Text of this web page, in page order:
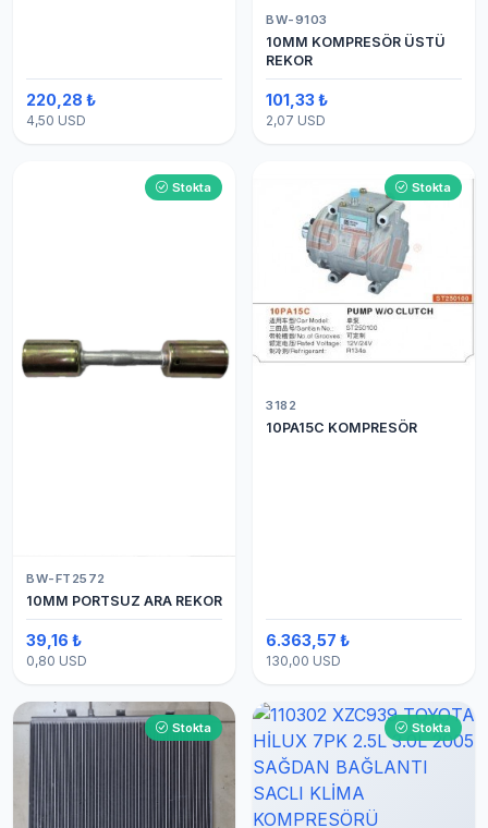
220,28 ₺
4,50 USD
BW-9103
10MM KOMPRESÖR ÜSTÜ
REKOR
101,33 ₺
2,07 USD
Stokta
BW-FT2572
10MM PORTSUZ ARA REKOR
39,16 ₺
0,80 USD
Stokta
3182
10PA15C KOMPRESÖR
6.363,57 ₺
130,00 USD
Stokta Stokta